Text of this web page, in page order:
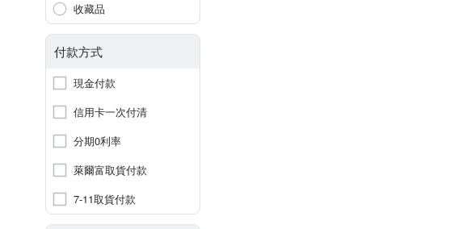
收藏品
付款方式
現金付款
信用卡一次付清
分期0利率
萊爾富取貨付款
7-11取貨付款